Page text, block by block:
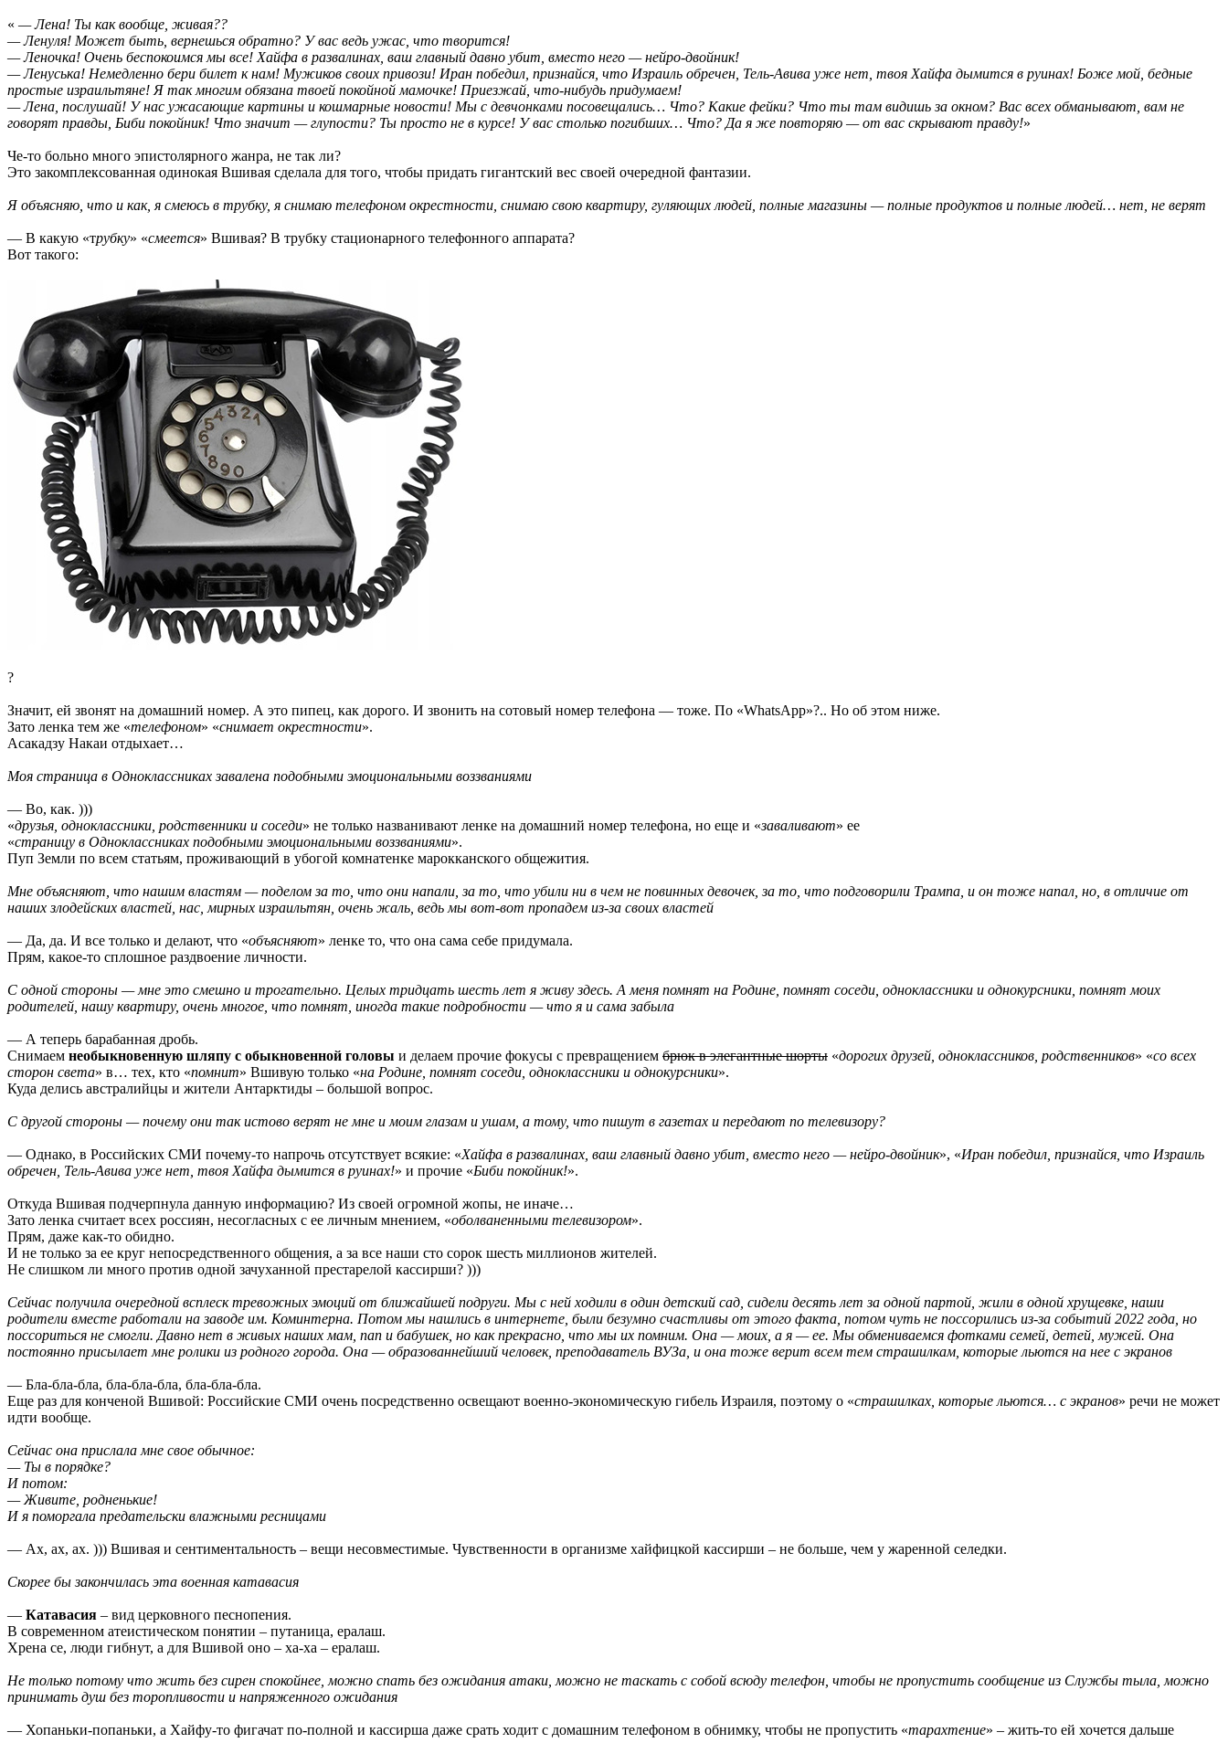
« — Лена! Ты как вообще, живая??
— Ленуля! Может быть, вернешься обратно? У вас ведь ужас, что творится!
— Леночка! Очень беспокоимся мы все! Хайфа в развалинах, ваш главный давно убит, вместо него — нейро-двойник!
— Ленуська! Немедленно бери билет к нам! Мужиков своих привози! Иран победил, признайся, что Израиль обречен, Тель-Авива уже нет, твоя Хайфа дымится в руинах! Боже мой, бедные
простые израильтяне! Я так многим обязана твоей покойной мамочке! Приезжай, что-нибудь придумаем!
— Лена, послушай! У нас ужасающие картины и кошмарные новости! Мы с девчонками посовещались… Что? Какие фейки? Что ты там видишь за окном? Вас всех обманывают, вам не
говорят правды, Биби покойник! Что значит — глупости? Ты просто не в курсе! У вас столько погибших… Что? Да я же повторяю — от вас скрывают правду!»
Че-то больно много эпистолярного жанра, не так ли?
Это закомплексованная одинокая Вшивая сделала для того, чтобы придать гигантский вес своей очередной фантазии.
Я объясняю, что и как, я смеюсь в трубку, я снимаю телефоном окрестности, снимаю свою квартиру, гуляющих людей, полные магазины — полные продуктов и полные людей… нет, не верят
— В какую «трубку» «смеется» Вшивая? В трубку стационарного телефонного аппарата?
Вот такого:
?
Значит, ей звонят на домашний номер. А это пипец, как дорого. И звонить на сотовый номер телефона — тоже. По «WhatsApp»?.. Но об этом ниже.
Зато ленка тем же «телефоном» «снимает окрестности».
Асакадзу Накаи отдыхает…
Моя страница в Одноклассниках завалена подобными эмоциональными воззваниями
— Во, как. )))
«друзья, одноклассники, родственники и соседи» не только названивают ленке на домашний номер телефона, но еще и «заваливают» ее
«страницу в Одноклассниках подобными эмоциональными воззваниями».
Пуп Земли по всем статьям, проживающий в убогой комнатенке марокканского общежития.
Мне объясняют, что нашим властям — поделом за то, что они напали, за то, что убили ни в чем не повинных девочек, за то, что подговорили Трампа, и он тоже напал, но, в отличие от
наших злодейских властей, нас, мирных израильтян, очень жаль, ведь мы вот-вот пропадем из-за своих властей
— Да, да. И все только и делают, что «объясняют» ленке то, что она сама себе придумала.
Прям, какое-то сплошное раздвоение личности.
С одной стороны — мне это смешно и трогательно. Целых тридцать шесть лет я живу здесь. А меня помнят на Родине, помнят соседи, одноклассники и однокурсники, помнят моих
родителей, нашу квартиру, очень многое, что помнят, иногда такие подробности — что я и сама забыла
— А теперь барабанная дробь.
Снимаем необыкновенную шляпу с обыкновенной головы и делаем прочие фокусы с превращением брюк в элегантные шорты «дорогих друзей, одноклассников, родственников» «со всех
сторон света» в… тех, кто «помнит» Вшивую только «на Родине, помнят соседи, одноклассники и однокурсники».
Куда делись австралийцы и жители Антарктиды – большой вопрос.
С другой стороны — почему они так истово верят не мне и моим глазам и ушам, а тому, что пишут в газетах и передают по телевизору?
— Однако, в Российских СМИ почему-то напрочь отсутствует всякие: «Хайфа в развалинах, ваш главный давно убит, вместо него — нейро-двойник», «Иран победил, признайся, что Израиль
обречен, Тель-Авива уже нет, твоя Хайфа дымится в руинах!» и прочие «Биби покойник!».
Откуда Вшивая подчерпнула данную информацию? Из своей огромной жопы, не иначе…
Зато ленка считает всех россиян, несогласных с ее личным мнением, «оболваненными телевизором».
Прям, даже как-то обидно.
И не только за ее круг непосредственного общения, а за все наши сто сорок шесть миллионов жителей.
Не слишком ли много против одной зачуханной престарелой кассирши? )))
Сейчас получила очередной всплеск тревожных эмоций от ближайшей подруги. Мы с ней ходили в один детский сад, сидели десять лет за одной партой, жили в одной хрущевке, наши
родители вместе работали на заводе им. Коминтерна. Потом мы нашлись в интернете, были безумно счастливы от этого факта, потом чуть не поссорились из-за событий 2022 года, но
поссориться не смогли. Давно нет в живых наших мам, пап и бабушек, но как прекрасно, что мы их помним. Она — моих, а я — ее. Мы обмениваемся фотками семей, детей, мужей. Она
постоянно присылает мне ролики из родного города. Она — образованнейший человек, преподаватель ВУЗа, и она тоже верит всем тем страшилкам, которые льются на нее с экранов
— Бла-бла-бла, бла-бла-бла, бла-бла-бла.
Еще раз для конченой Вшивой: Российские СМИ очень посредственно освещают военно-экономическую гибель Израиля, поэтому о «страшилках, которые льются… с экранов» речи не может
идти вообще.
Сейчас она прислала мне свое обычное:
— Ты в порядке?
И потом:
— Живите, родненькие!
И я поморгала предательски влажными ресницами
— Ах, ах, ах. ))) Вшивая и сентиментальность – вещи несовместимые. Чувственности в организме хайфицкой кассирши – не больше, чем у жаренной селедки.
Скорее бы закончилась эта военная катавасия
— Катавасия – вид церковного песнопения.
В современном атеистическом понятии – путаница, ералаш.
Хрена се, люди гибнут, а для Вшивой оно – ха-ха – ералаш.
Не только потому что жить без сирен спокойнее, можно спать без ожидания атаки, можно не таскать с собой всюду телефон, чтобы не пропустить сообщение из Службы тыла, можно
принимать душ без торопливости и напряженного ожидания
— Хопаньки-попаньки, а Хайфу-то фигачат по-полной и кассирша даже срать ходит с домашним телефоном в обнимку, чтобы не пропустить «тарахтение» – жить-то ей хочется дальше